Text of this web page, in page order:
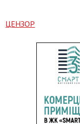
ЦЕНЗОР